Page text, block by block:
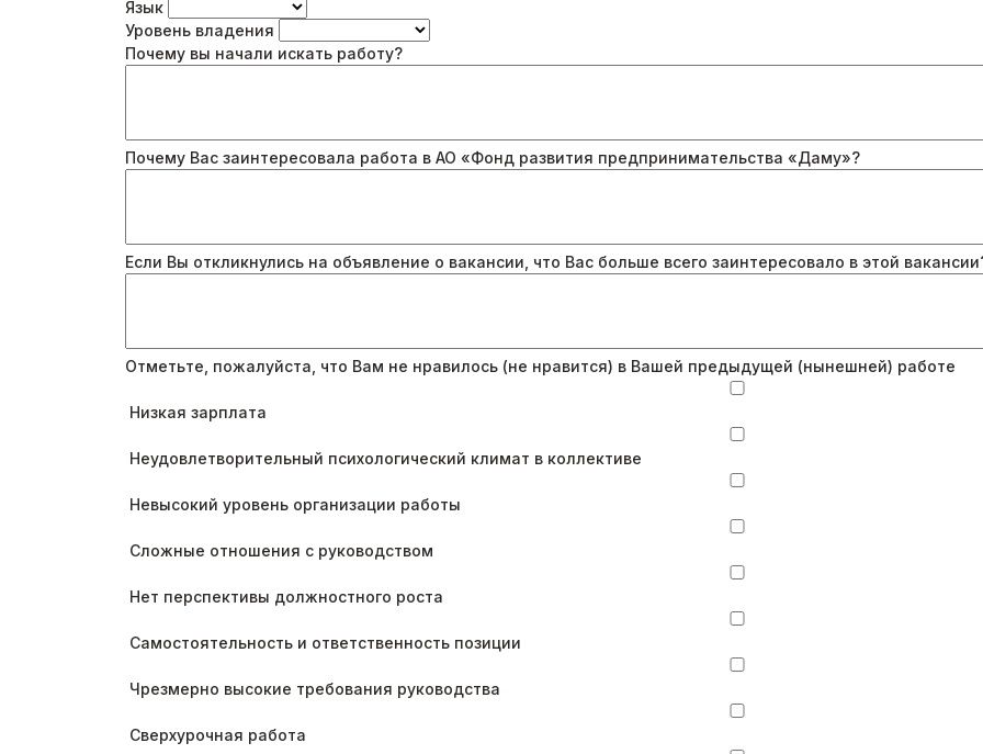
Язык
Уровень владения
Почему вы начали искать работу?
Почему Вас заинтересовала работа в АО «Фонд развития предпринимательства «Даму»?
Если Вы откликнулись на объявление о вакансии, что Вас больше всего заинтересовало в этой
Отметьте, пожалуйста, что Вам не нравилось (не нравится) в Вашей предыдущей (нынешней) работе
Низкая зарплата
Неудовлетворительный психологический климат в коллективе
Невысокий уровень организации работы
Сложные отношения с руководством
Нет перспективы должностного роста
Самостоятельность и ответственность позиции
Чрезмерно высокие требования руководства
Сверхурочная работа